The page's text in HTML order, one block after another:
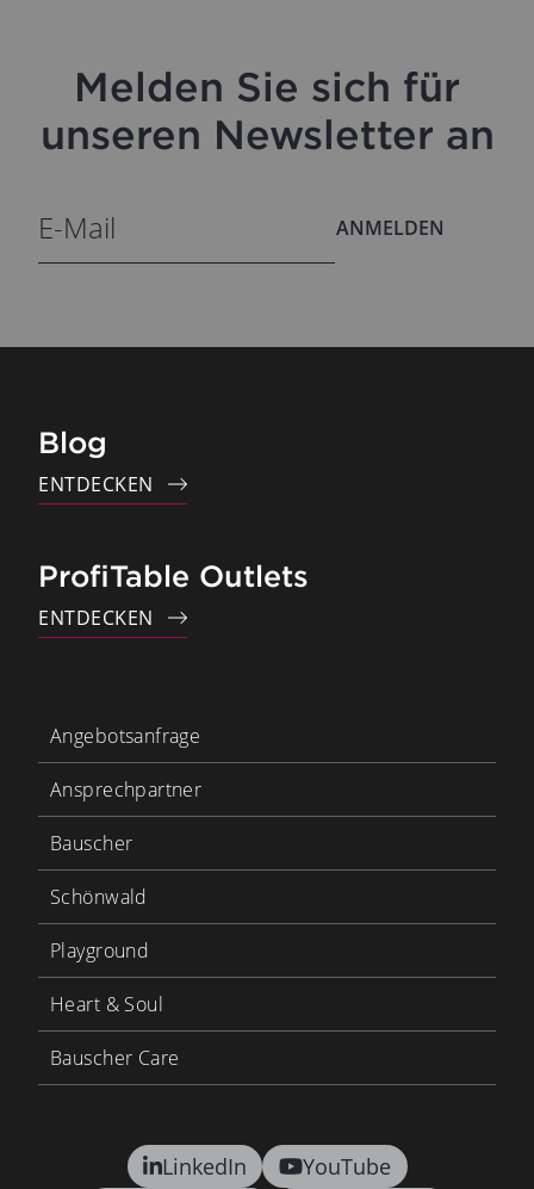
Melden Sie sich für
unseren Newsletter an
ANMELDEN
Blog
ENTDECKEN
ProfiTable Outlets
ENTDECKEN
LinkedIn YouTube
Angebotsanfrage
Ansprechpartner
Bauscher
Schönwald
Playground
Heart & Soul
Bauscher Care